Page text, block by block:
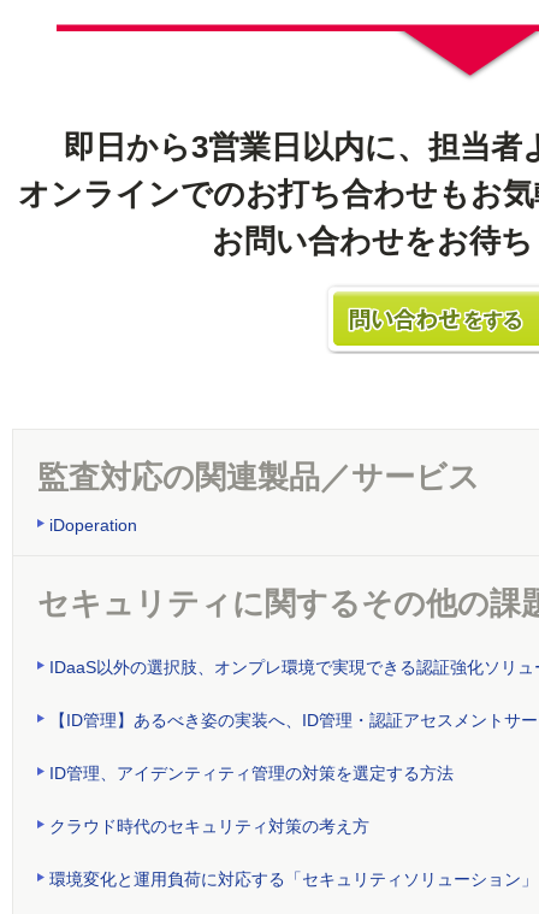
即日から3営業日以内に、担当
オンラインでのお打ち合わせもお
お問い合わせをお待
監査対応の関連製品／サービス
iDoperation
セキュリティに関するその他の課
IDaaS以外の選択肢、オンプレ環境で実現できる認証強化ソリュ
【ID管理】あるべき姿の実装へ、ID管理・認証アセスメントサ
ID管理、アイデンティティ管理の対策を選定する方法
クラウド時代のセキュリティ対策の考え方
環境変化と運用負荷に対応する「セキュリティソリューション」